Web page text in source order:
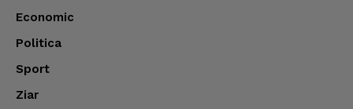
Economic
Politica
Sport
Ziar